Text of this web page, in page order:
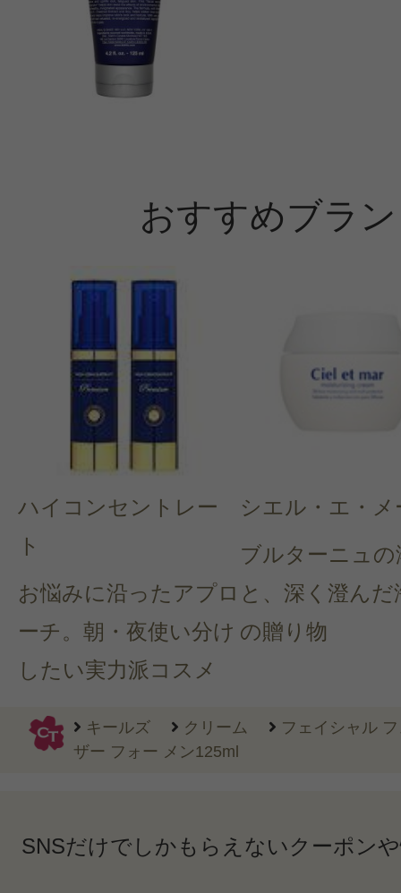
おすすめブラ
ハイコンセントレー
ト
お悩みに沿ったアプロ
ーチ。朝・夜使い分け
したい実力派コスメ
シエル・エ・メ
ブルターニュの
と、深く澄んだ
の贈り物
キールズ クリーム
フェイシャル
ザー フォー メン125ml
SNSだけでしかもらえないクーポン